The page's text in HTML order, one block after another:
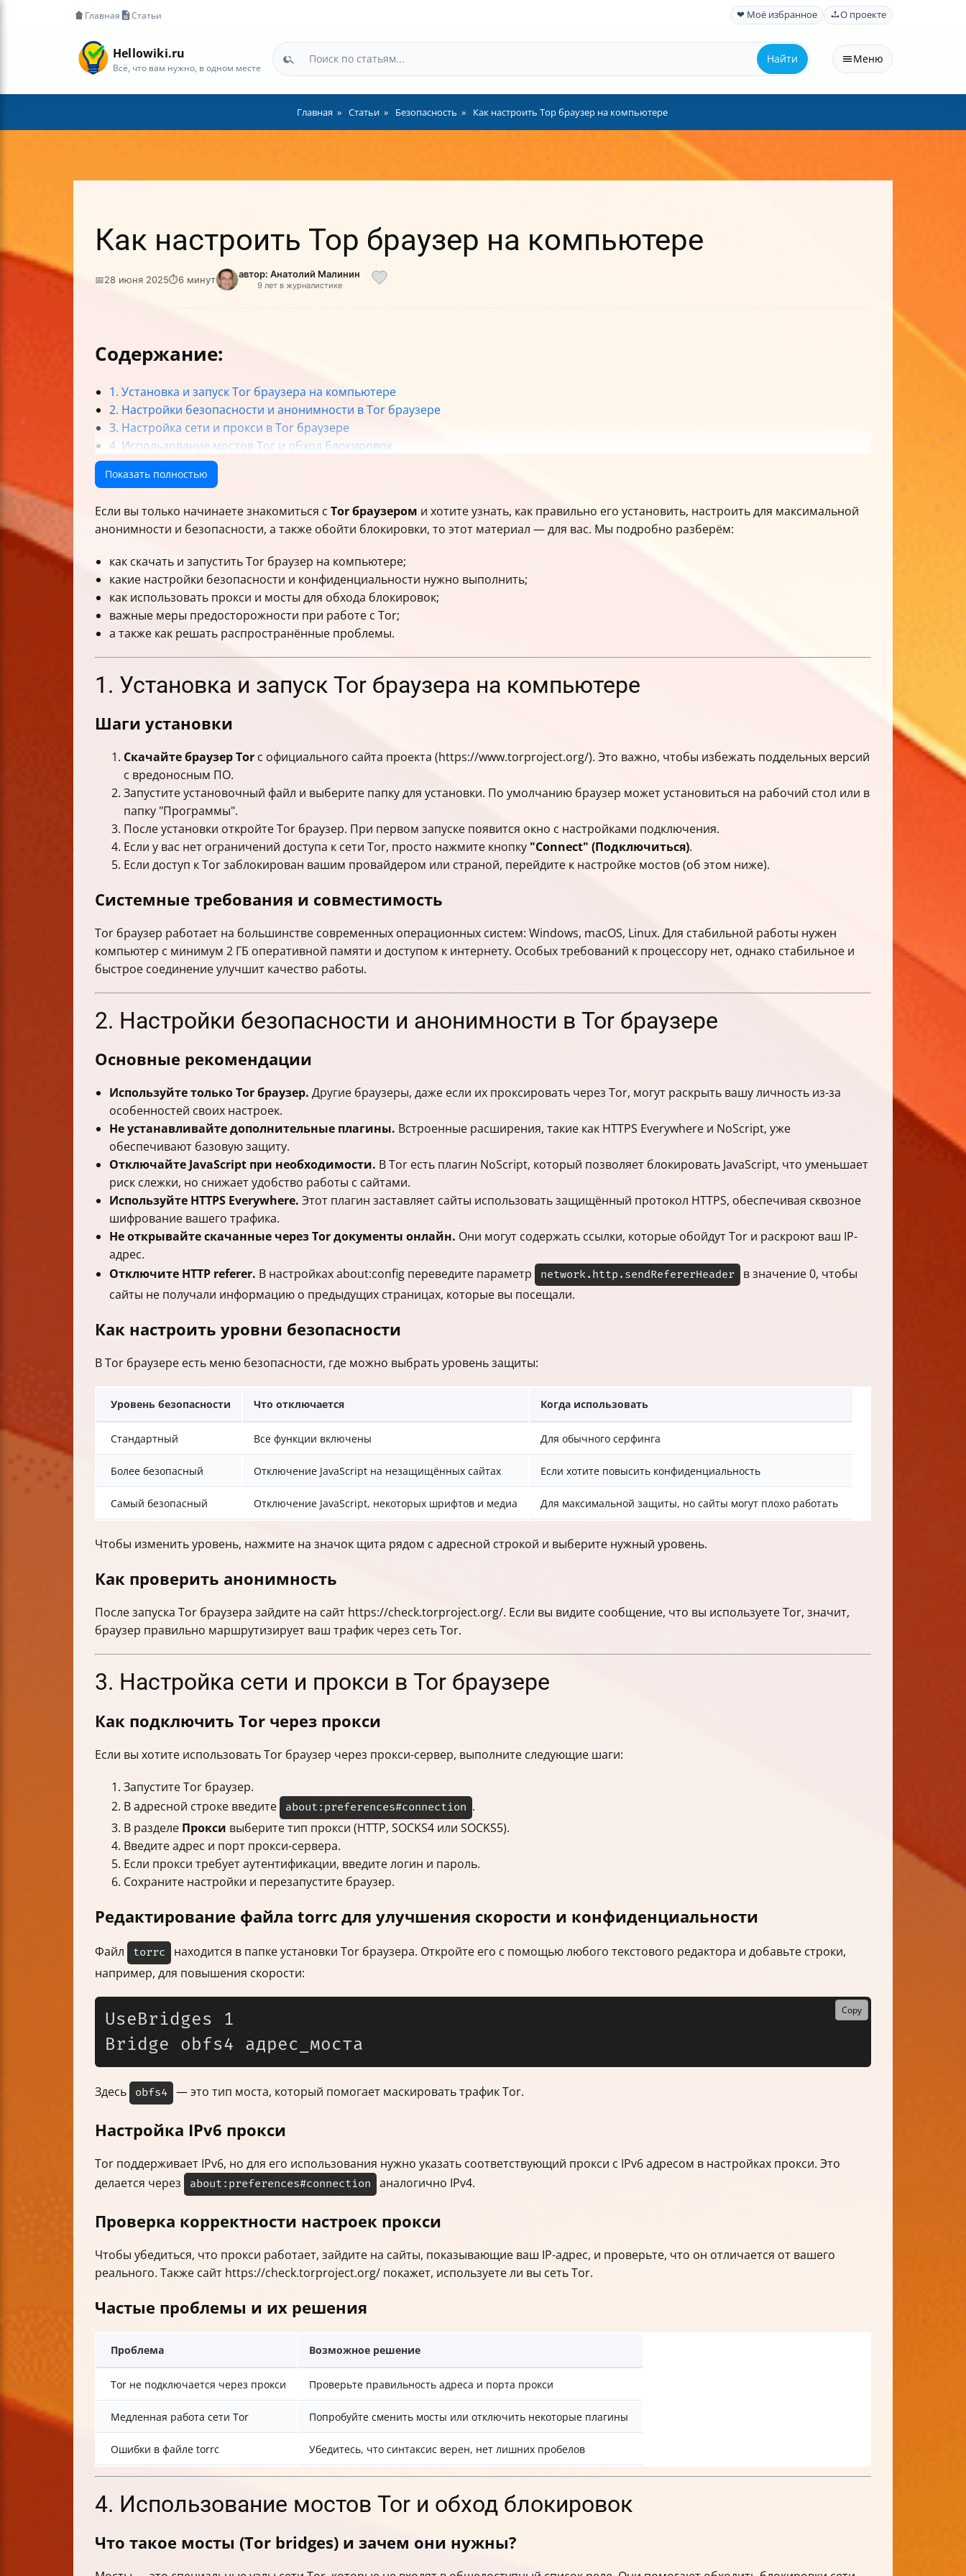
Главная Статьи ❤ Моё избранное О проекте
Hellowiki.ru
Всё, что вам нужно, в одном месте
Найти Меню
Главная Статьи Безопасность Как настроить Тор браузер на компьютере
Как настроить Тор браузер на компьютере
📅28 июня 2025⏱6 минут автор: Анатолий Малинин
9 лет в журналистике
Содержание:
1. Установка и запуск Tor браузера на компьютере
2. Настройки безопасности и анонимности в Tor браузере
3. Настройка сети и прокси в Tor браузере
4. Использование мостов Tor и обход блокировок
5. Решение проблем и поддержка
6. Важные меры предосторожности при использовании Tor браузера
Показать полностью
Если вы только начинаете знакомиться с Tor браузером и хотите узнать, как правильно его установить, настроить для максимальной
анонимности и безопасности, а также обойти блокировки, то этот материал — для вас. Мы подробно разберём:
как скачать и запустить Tor браузер на компьютере;
какие настройки безопасности и конфиденциальности нужно выполнить;
как использовать прокси и мосты для обхода блокировок;
важные меры предосторожности при работе с Tor;
а также как решать распространённые проблемы.
1. Установка и запуск Tor браузера на компьютере
Шаги установки
Скачайте браузер Tor с официального сайта проекта (https://www.torproject.org/). Это важно, чтобы избежать поддельных версий
с вредоносным ПО.
Запустите установочный файл и выберите папку для установки. По умолчанию браузер может установиться на рабочий стол или в
папку "Программы".
После установки откройте Tor браузер. При первом запуске появится окно с настройками подключения.
Если у вас нет ограничений доступа к сети Tor, просто нажмите кнопку "Connect" (Подключиться).
Если доступ к Tor заблокирован вашим провайдером или страной, перейдите к настройке мостов (об этом ниже).
Системные требования и совместимость
Tor браузер работает на большинстве современных операционных систем: Windows, macOS, Linux. Для стабильной работы нужен
компьютер с минимум 2 ГБ оперативной памяти и доступом к интернету. Особых требований к процессору нет, однако стабильное и
быстрое соединение улучшит качество работы.
2. Настройки безопасности и анонимности в Tor браузере
Основные рекомендации
Используйте только Tor браузер. Другие браузеры, даже если их проксировать через Tor, могут раскрыть вашу личность из-за
особенностей своих настроек.
Не устанавливайте дополнительные плагины. Встроенные расширения, такие как HTTPS Everywhere и NoScript, уже
обеспечивают базовую защиту.
Отключайте JavaScript при необходимости. В Tor есть плагин NoScript, который позволяет блокировать JavaScript, что уменьшает
риск слежки, но снижает удобство работы с сайтами.
Используйте HTTPS Everywhere. Этот плагин заставляет сайты использовать защищённый протокол HTTPS, обеспечивая сквозное
шифрование вашего трафика.
Не открывайте скачанные через Tor документы онлайн. Они могут содержать ссылки, которые обойдут Tor и раскроют ваш IP-
адрес.
Отключите HTTP referer. В настройках about:config переведите параметр network.http.sendRefererHeader
в значение 0, чтобы
сайты не получали информацию о предыдущих страницах, которые вы посещали.
Как настроить уровни безопасности
В Tor браузере есть меню безопасности, где можно выбрать уровень защиты:
Уровень безопасности Что отключается Когда использовать
Стандартный Все функции включены Для обычного серфинга
Более безопасный Отключение JavaScript на незащищённых сайтах Если хотите повысить конфиденциальность
Самый безопасный Отключение JavaScript, некоторых шрифтов и медиа Для максимальной защиты, но сайты могут плохо работать
Чтобы изменить уровень, нажмите на значок щита рядом с адресной строкой и выберите нужный уровень.
Как проверить анонимность
После запуска Tor браузера зайдите на сайт https://check.torproject.org/. Если вы видите сообщение, что вы используете Tor, значит,
браузер правильно маршрутизирует ваш трафик через сеть Tor.
3. Настройка сети и прокси в Tor браузере
Как подключить Tor через прокси
Если вы хотите использовать Tor браузер через прокси-сервер, выполните следующие шаги:
Запустите Tor браузер.
В адресной строке введите
about:preferences#connection .
В разделе Прокси выберите тип прокси (HTTP, SOCKS4 или SOCKS5).
Введите адрес и порт прокси-сервера.
Если прокси требует аутентификации, введите логин и пароль.
Сохраните настройки и перезапустите браузер.
Редактирование файла torrc для улучшения скорости и конфиденциальности
Файл torrc
находится в папке установки Tor браузера. Откройте его с помощью любого текстового редактора и добавьте строки,
например, для повышения скорости:
UseBridges 1
Copy
Здесь obfs4 — это тип моста, который помогает маскировать трафик Tor.
Настройка IPv6 прокси
Tor поддерживает IPv6, но для его использования нужно указать соответствующий прокси с IPv6 адресом в настройках прокси. Это
делается через
about:preferences#connection аналогично IPv4.
Проверка корректности настроек прокси
Чтобы убедиться, что прокси работает, зайдите на сайты, показывающие ваш IP-адрес, и проверьте, что он отличается от вашего
реального. Также сайт https://check.torproject.org/ покажет, используете ли вы сеть Tor.
Частые проблемы и их решения
Проблема Возможное решение
Tor не подключается через прокси Проверьте правильность адреса и порта прокси
Медленная работа сети Tor Попробуйте сменить мосты или отключить некоторые плагины
Ошибки в файле torrc Убедитесь, что синтаксис верен, нет лишних пробелов
4. Использование мостов Tor и обход блокировок
Что такое мосты (Tor bridges) и зачем они нужны?